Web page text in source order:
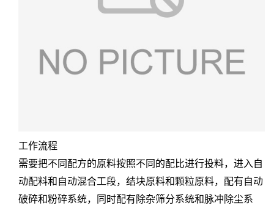
工作流程
需要把不同配方的原料按照不同的配比进行投料，进入自
动配料和自动混合工段，结块原料和颗粒原料，配有自动
破碎和粉碎系统，同时配有除杂筛分系统和脉冲除尘系